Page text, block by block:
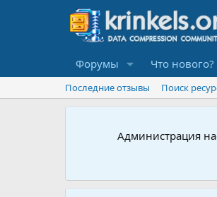
Форумы Что нового?
Последние отзывы Поиск
Администрация